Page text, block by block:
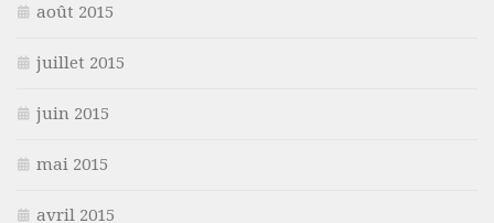
août 2015
juillet 2015
juin 2015
mai 2015
avril 2015